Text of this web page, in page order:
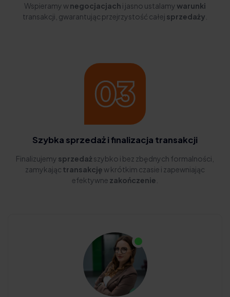
Wspieramy wnegocjacjach i jasno ustalamywarunki
transakcji, gwarantując przejrzystość całej sprzedaży
Szybka sprzedaż i finalizacja transakcji
Finalizujemy sprzedaż szybko i bez zbędnych formalności,
zamykając transakcjęw krótkim czasie i zapewniając
efektywne zakończenie